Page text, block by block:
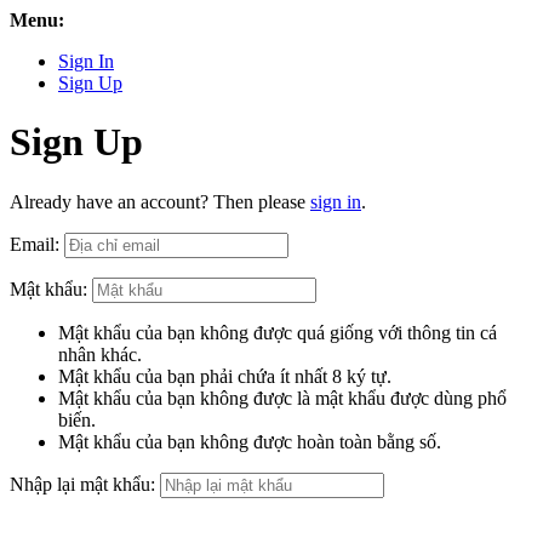
Menu:
Sign In
Sign Up
Sign Up
Already have an account? Then please sign in.
Email:
Mật khẩu:
Mật khẩu của bạn không được quá giống với thông tin cá
nhân khác.
Mật khẩu của bạn phải chứa ít nhất 8 ký tự.
Mật khẩu của bạn không được là mật khẩu được dùng phổ
biến.
Mật khẩu của bạn không được hoàn toàn bằng số.
Nhập lại mật khẩu: